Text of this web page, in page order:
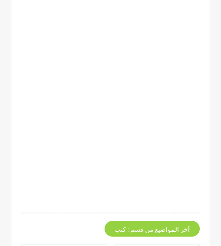
أخر المواضيع من قسم : كتب